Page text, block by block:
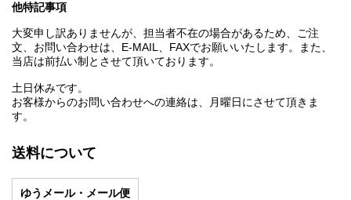
他特記事項
大変申し訳ありませんが、担当者不在の場合があるため、ご注
文、お問い合わせは、E‐MAIL、FAXでお願いいたします。また、
当店は前払い制とさせて頂いております。
土日休みです。
お客様からのお問い合わせへの連絡は、月曜日にさせて頂きま
す。
送料について
ゆうメール・メール便